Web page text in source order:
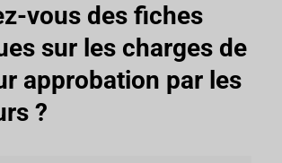
vous des fiches
sur les charges de
approbation par les
?